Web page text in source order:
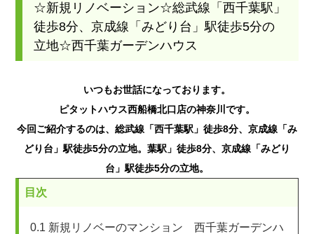
☆新規リノベーション☆総武線「西千葉駅」
徒歩8分、京成線「みどり台」駅徒歩5分の
立地☆西千葉ガーデンハウス
いつもお世話になっております。
ピタットハウス西船橋北口店の神奈川です。
今回ご紹介するのは、総武線「西千葉駅」徒歩8分、京成線「み
どり台」駅徒歩5分の立地。葉駅」徒歩8分、京成線「みどり
台」駅徒歩5分の立地。
目次
0.1 新規リノベーのマンション 西千葉ガーデンハ